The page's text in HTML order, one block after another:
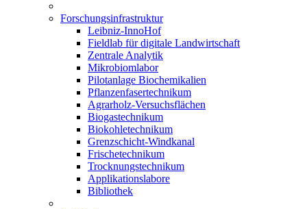
Forschungsinfrastruktur
Leibniz-InnoHof
Fieldlab für digitale Landwirtschaft
Zentrale Analytik
Mikrobiomlabor
Pilotanlage Biochemikalien
Pflanzenfasertechnikum
Agrarholz-Versuchsflächen
Biogastechnikum
Biokohletechnikum
Grenzschicht-Windkanal
Frischetechnikum
Trocknungstechnikum
Applikationslabore
Bibliothek